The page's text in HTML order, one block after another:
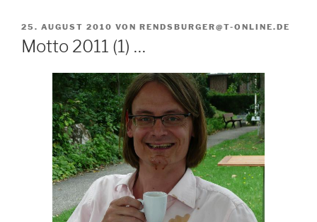
VERÖFFENTLICHT
AM
25. AUGUST 2010 VON RENDSBURGER@T-ONLINE.DE
Motto 2011 (1) …